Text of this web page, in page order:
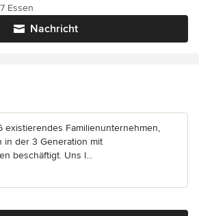
Nachricht
Essen
existierendes Familienunternehmen,
in der 3 Generation mit
beschäftigt. Uns l...